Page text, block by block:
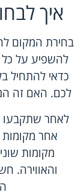
איך
בחירת המקום
להשפיע על כל
כדאי להתחיל
לכם. האם זה
לאחר שתקבעו
אחר
מקומות
והאווירה.